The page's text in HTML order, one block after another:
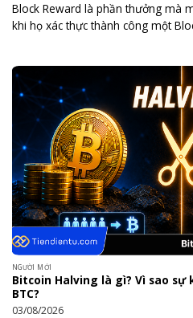
Block Reward là phần thưởng mà
khi họ xác thực thành công một
NGƯỜI MỚI
Bitcoin Halving là gì? Vì sao
BTC?
03/08/2026